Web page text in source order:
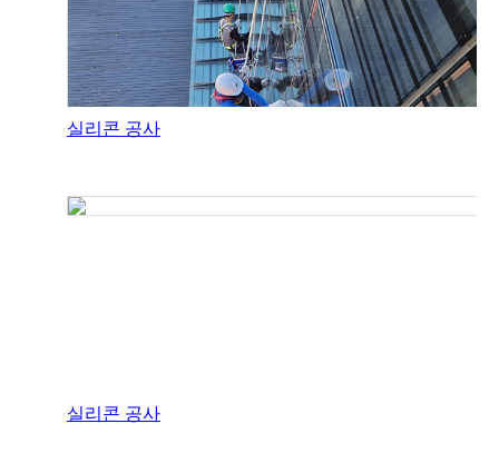
실리콘 공사
실리콘 공사